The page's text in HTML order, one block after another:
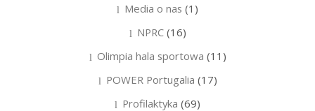
Media o nas (1)
NPRC(16)
Olimpia hala sportowa (11)
POWER Portugalia (17)
Profilaktyka (69)